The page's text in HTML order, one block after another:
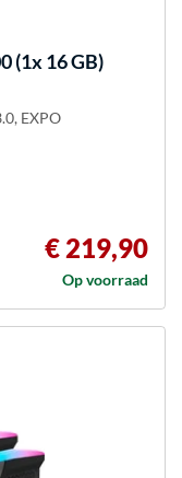
(1x 16 GB)
EXPO
€ 219,90
Op voorraad